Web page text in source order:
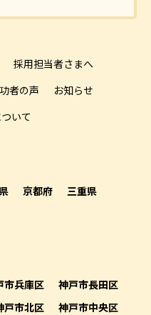
採用担当者さまへ
者の声
お知らせ
いて
京都府
三重県
市兵庫区
神戸市長田区
戸市北区
神戸市中央区